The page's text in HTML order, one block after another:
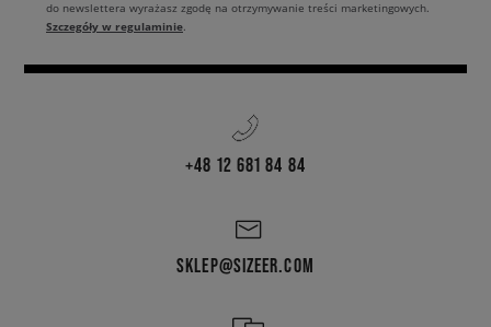
do newslettera wyrażasz zgodę na otrzymywanie treści marketingowych.
Szczegóły w regulaminie.
+48 12 681 84 84
SKLEP@SIZEER.COM